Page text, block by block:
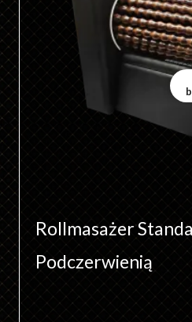
Rollmasażer
Podczerwienią
Opcje
wybrać
stronie